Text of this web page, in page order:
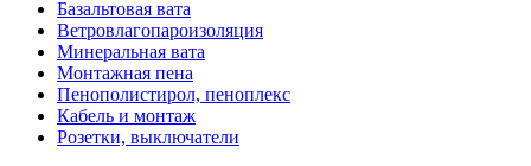
Базальтовая вата
Ветровлагопароизоляция
Минеральная вата
Монтажная пена
Пенополистирол, пеноплекс
Кабель и монтаж
Розетки, выключатели